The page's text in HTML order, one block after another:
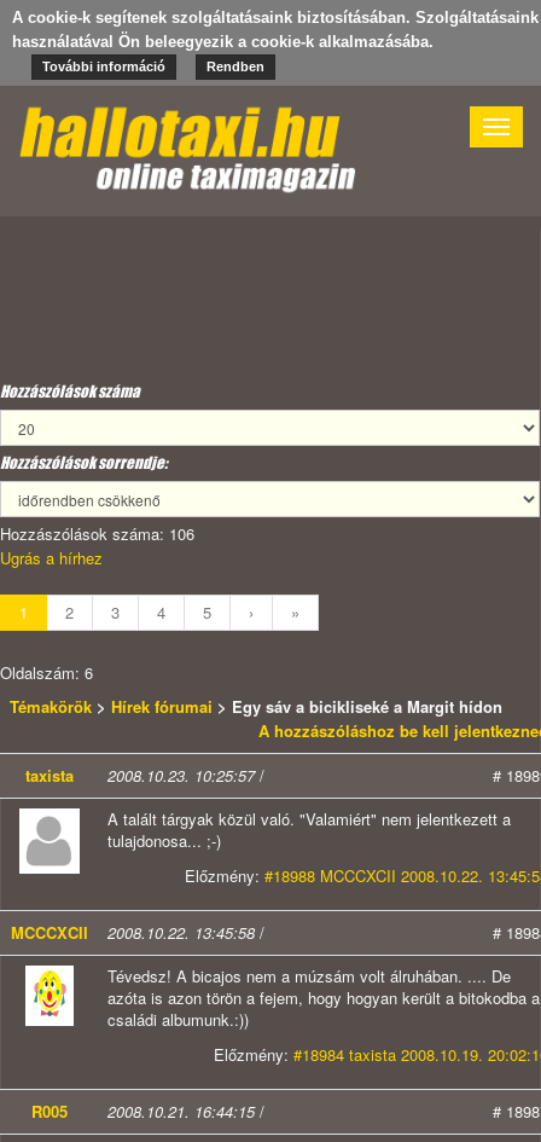
A cookie-k segítenek szolgáltatásaink biztosításában. Szolgáltatásaink
használatával Ön beleegyezik a cookie-k alkalmazásába.
További információ Rendben
Toggle
Hozzászólások száma
Hozzászólások sorrendje:
Hozzászólások száma: 106
Ugrás a hírhez
1 2 3 4 5 › »
Oldalszám: 6
Témakörök > Hírek fórumai > Egy sáv a bicikliseké a Margit hídon
A hozzászóláshoz be kell
taxista
2008.10.23. 10:25:57/
#
A talált tárgyak közül való. "Valamiért" nem jelentkezett a
tulajdonosa... ;-)
Előzmény: #18988 MCCCXCII 2008.10.22.
MCCCXCII 2008.10.22. 13:45:58 /
#
Tévedsz! A bicajos nem a múzsám volt álruhában. .... De
azóta is azon törön a fejem, hogy hogyan került a bitokodba a
családi albumunk.:))
Előzmény: #18984 taxista 2008.10.19.
R005 2008.10.21. 16:44:15/
#